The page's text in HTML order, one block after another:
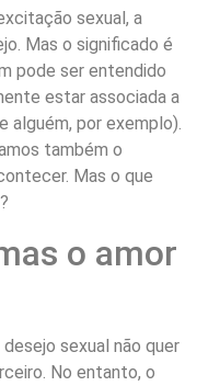
sexual, a
Mas o significado é
pode ser entendido
estar associada a
por exemplo).
também o
Mas o que
o amor
sexual não quer
No entanto, o